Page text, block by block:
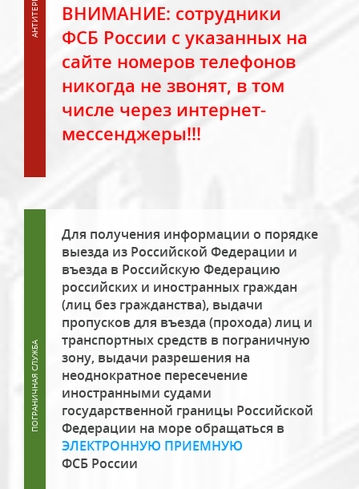
ВНИМАНИЕ: сотрудники
ФСБ России с указанных на
сайте номеров телефонов
никогда не звонят, в том
числе через интернет-
мессенджеры!!!
Для получения информации о порядке
выезда из Российской Федерации и
въезда в Российскую Федерацию
российских и иностранных граждан
(лиц без гражданства), выдачи
пропусков для въезда (прохода) лиц и
транспортных средств в пограничную
зону, выдачи разрешения на
неоднократное пересечение
иностранными судами
государственной границы Российской
Федерации на море обращаться в
ЭЛЕКТРОННУЮ ПРИЕМНУЮ
ФСБ России